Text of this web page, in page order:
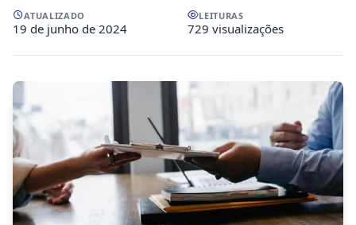
ATUALIZADO
19 de junho de 2024
LEITURAS
729 visualizações